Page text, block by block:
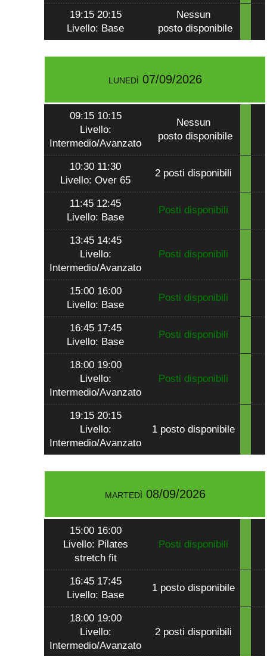
19:15 20:15
Livello: Base
Nessun
posto disponibile
lunedì 07/09/2026
09:15 10:15
Livello:
Intermedio/Avanzato
Nessun
posto disponibile
10:30 11:30
Livello: Over 65
2 posti disponibili
11:45 12:45
Livello: Base
Posti disponibili
13:45 14:45
Livello:
Intermedio/Avanzato
Posti disponibili
15:00 16:00
Livello: Base
Posti disponibili
16:45 17:45
Livello: Base
Posti disponibili
18:00 19:00
Livello:
Intermedio/Avanzato
Posti disponibili
19:15 20:15
Livello:
Intermedio/Avanzato
1 posto disponibile
martedì 08/09/2026
15:00 16:00
Livello: Pilates
stretch fit
Posti disponibili
16:45 17:45
Livello: Base
1 posto disponibile
18:00 19:00
Livello:
Intermedio/Avanzato
2 posti disponibili